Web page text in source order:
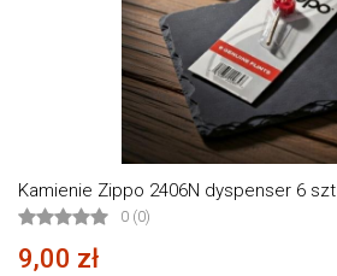
Kamienie Zippo 2406N dyspenser 6 szt
0 (0)
9,00 zł